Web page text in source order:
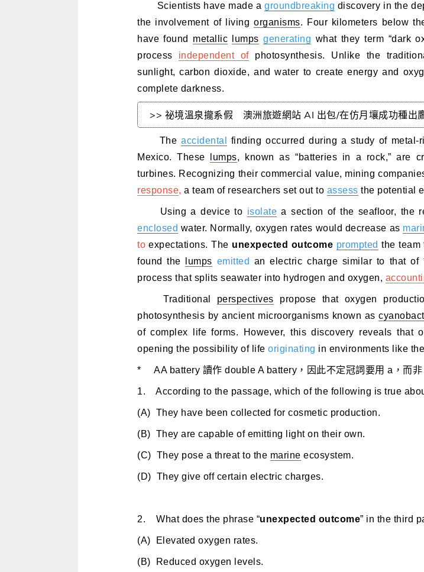
Scientists have made agroundbreaking discovery in the
the involvement of livingorganisms. Four kilometers below
have found metallic lumps generating what they term “dark
process
independent of photosynthesis. Unlike the
sunlight, carbon dioxide, and water to create energy and
complete darkness.
>> 祕境溫泉攏系假 澳洲旅遊網站 AI 出包/在仿月壤成功種
Theaccidental finding occurred during a study of metal-
Mexico. These
lumps, known as “batteries in a rock,” are
turbines. Recognizing their commercial value, mining
response, a team of researchers set out to assess the potential
Using a device to isolate a section of the seafloor, the
enclosed water. Normally, oxygen rates would decrease as
to expectations. The unexpected outcome prompted the team
found the
lumps emitted an electric charge similar to that
process that splits seawater into hydrogen and oxygen,
Traditional perspectives propose that oxygen
photosynthesis by ancient microorganisms known as
of complex life forms. However, this discovery reveals that
opening the possibility of life originating in environments like
* AA battery 讀作 double A battery，因此不定冠詞要用 a，而非
1. According to the passage, which of the following is true
(A) They have been collected for cosmetic production.
(B) They are capable of emitting light on their own.
(C) They pose a threat to the marine ecosystem.
(D) They give off certain electric charges.
2. What does the phrase “unexpected outcome” in the third
(A) Elevated oxygen rates.
(B) Reduced oxygen levels.